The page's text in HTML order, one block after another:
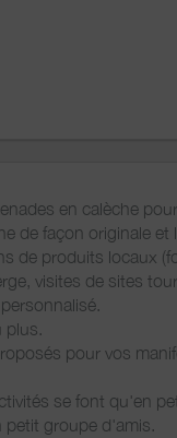
en calèche
de façon originale
de produits locaux
visites de sites
plus.
pour vos
se font qu'en
petit groupe d'amis.